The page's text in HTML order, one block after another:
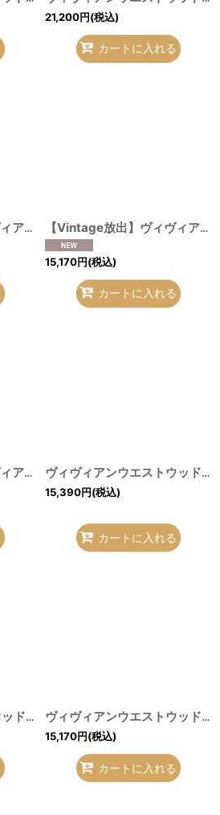
21,200円(税込)
カートに入れる
【Vintage放出】ヴィヴィアンウエストウッド 中古 / ストライプブラウス 12 ブルーｘホワイト O-26-07-25-1011-bl-YM-OS 【Vintage放出】ヴィヴィアンウエストウッド 中古 / 小梅プリントブラウス II ホワイト O-26-07-25-1008-bl-YM-OS
15,170円(税込)
カートに入れる
【Vintage放出】ヴィヴィアンウエストウッド 中古 / コットンワイドブラウス L ピンク O-26-07-25-1009-bl-YM-OS
ヴィヴィアンウエストウッド MAN 中古 / ウールチェックロングシャツ 44 黒Ｘグレー I-26-07-22-002-bl-HD-ZI
15,390円(税込)
カートに入れる
ヴィヴィアンウエストウッド MAN 中古 / リバティークレリックシャツ II(メンズM相当） ピンク H-26-07-12-011-bl-OD-ZH
ヴィヴィアンウエストウッド 中古 / カラーオーブ刺繍ストライプシャツ 40（メンズL相当） 黒ｘ灰 H-26-07-12-012-bl-OD-ZH
15,170円(税込)
カートに入れる